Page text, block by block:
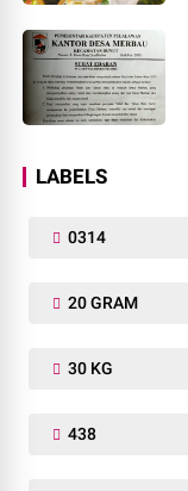
LABELS
0314
20 GRAM
30 KG
438